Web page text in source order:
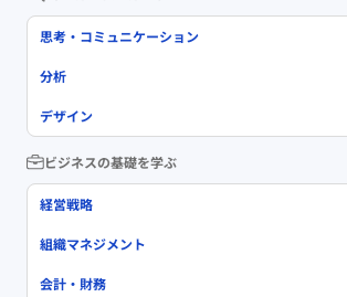
思考・コミュニケーション
分析
デザイン
ビジネスの基礎を学ぶ
経営戦略
組織マネジメント
会計・財務